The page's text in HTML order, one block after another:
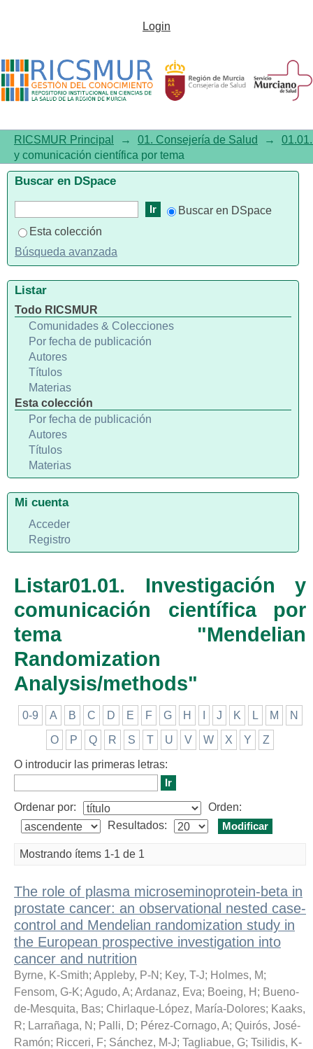
Listar01.01. Investigación y
tema "Mendelian
Randomization
Analysis/methods"
Login
RICSMUR Principal → 01. Consejería de Salud →
y comunicación científica por tema
Listar01.01. Investigación y
comunicación científica por
tema "Mendelian
Randomization
Analysis/methods"
0-9 A B C D E F G H J K L M N
O P Q R S T U V W X Y Z
O introducir las primeras letras:
Ordenar por:
Orden:
Resultados:
Mostrando ítems 1-1 de 1
The role of plasma microseminoprotein-beta in
prostate cancer: an observational nested case-
control and Mendelian randomization study in
the European prospective investigation into
cancer and nutrition
Byrne, K-Smith; Appleby, P-N ; Key, T-J; Holmes, M;
Fensom, G-K; Agudo, A; Ardanaz, Eva; Boeing, H ; Bueno-
de-Mesquita, Bas; Chirlaque-López, María-Dolores; Kaaks,
R; Larrañaga, N ; Palli, D; Pérez-Cornago, A; Quirós, José-
Ramón; Ricceri, F; Sánchez, M-J; Tagliabue, G; Tsilidis, K-
Buscar en DSpace
Buscar en DSpace
Esta colección
Búsqueda avanzada
Listar
Todo RICSMUR
Comunidades & Colecciones
Por fecha de publicación
Autores
Títulos
Materias
Esta colección
Por fecha de publicación
Autores
Títulos
Materias
Mi cuenta
Acceder
Registro